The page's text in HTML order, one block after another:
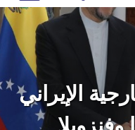
الإيراني